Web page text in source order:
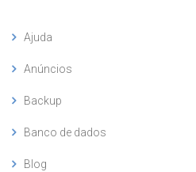
Ajuda
Anúncios
Backup
Banco de dados
Blog